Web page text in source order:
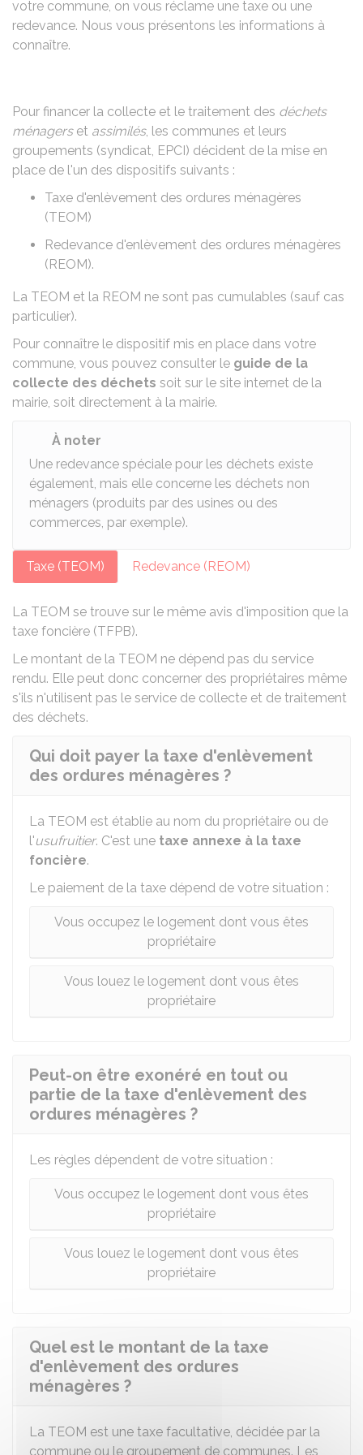
votre commune, on vous réclame une taxe ou une
redevance. Nous vous présentons les informations à
connaître.
Pour financer la collecte et le traitement des déchets
ménagerset assimilés, les communes et leurs
groupements (syndicat, EPCI) décident de la mise en
place de l'un des dispositifs suivants :
Taxe d'enlèvement des ordures ménagères
(TEOM)
Redevance d'enlèvement des ordures ménagères
(REOM).
La TEOM et la REOM ne sont pas cumulables (sauf cas
particulier).
Pour connaître le dispositif mis en place dans votre
commune, vous pouvez consulter le guide de la
collecte des déchets soit sur le site internet de la
mairie, soit directement à la mairie.
À noter
Une redevance spéciale pour les déchets existe
également, mais elle concerne les déchets non
ménagers (produits par des usines ou des
commerces, par exemple).
Taxe (TEOM) Redevance (REOM)
La TEOM se trouve sur le même avis d'imposition que la
taxe foncière (TFPB).
Le montant de la TEOM ne dépend pas du service
rendu. Elle peut donc concerner des propriétaires même
s'ils n'utilisent pas le service de collecte et de traitement
des déchets.
Qui doit payer la taxe d'enlèvement
des ordures ménagères ?
La TEOM est établie au nom du propriétaire ou de
l'usufruitier. C'est une taxe annexe à la taxe
foncière.
Le paiement de la taxe dépend de votre situation :
Vous occupez le logement dont vous êtes
propriétaire
Vous louez le logement dont vous êtes
propriétaire
Peut-on être exonéré en tout ou
partie de la taxe d'enlèvement des
ordures ménagères ?
Les règles dépendent de votre situation :
Vous occupez le logement dont vous êtes
propriétaire
Vous louez le logement dont vous êtes
propriétaire
Quel est le montant de la taxe
d'enlèvement des ordures
ménagères ?
La TEOM est une taxe facultative, décidée par la
commune ou le groupement de communes. Les